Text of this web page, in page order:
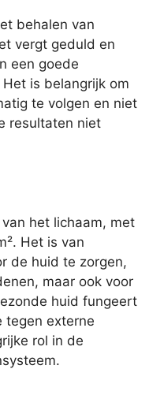
behalen van
vergt geduld en
een goede
is belangrijk om
te volgen en niet
resultaten niet
van het lichaam, met
Het is van
de huid te zorgen,
maar ook voor
huid fungeert
tegen externe
rol in de